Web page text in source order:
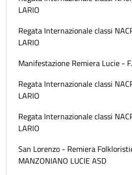
LARIO
Regata Internazionale classi
LARIO
Manifestazione Remiera Lucie -
Regata Internazionale classi
LARIO
Regata Internazionale classi
LARIO
San Lorenzo - Remiera
MANZONIANO LUCIE ASD